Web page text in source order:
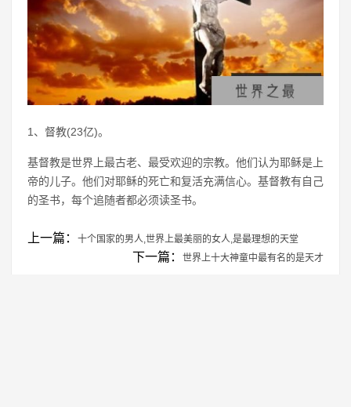
1、督教(23亿)。
基督教是世界上最古老、最受欢迎的宗教。他们认为耶稣是上
帝的儿子。他们对耶稣的死亡和复活充满信心。基督教有自己
的圣书，每个追随者都必须读圣书。
上一篇： 十个国家的男人,世界上最美丽的女人,是最理想的天堂
下一篇： 世界上十大神童中最有名的是天才